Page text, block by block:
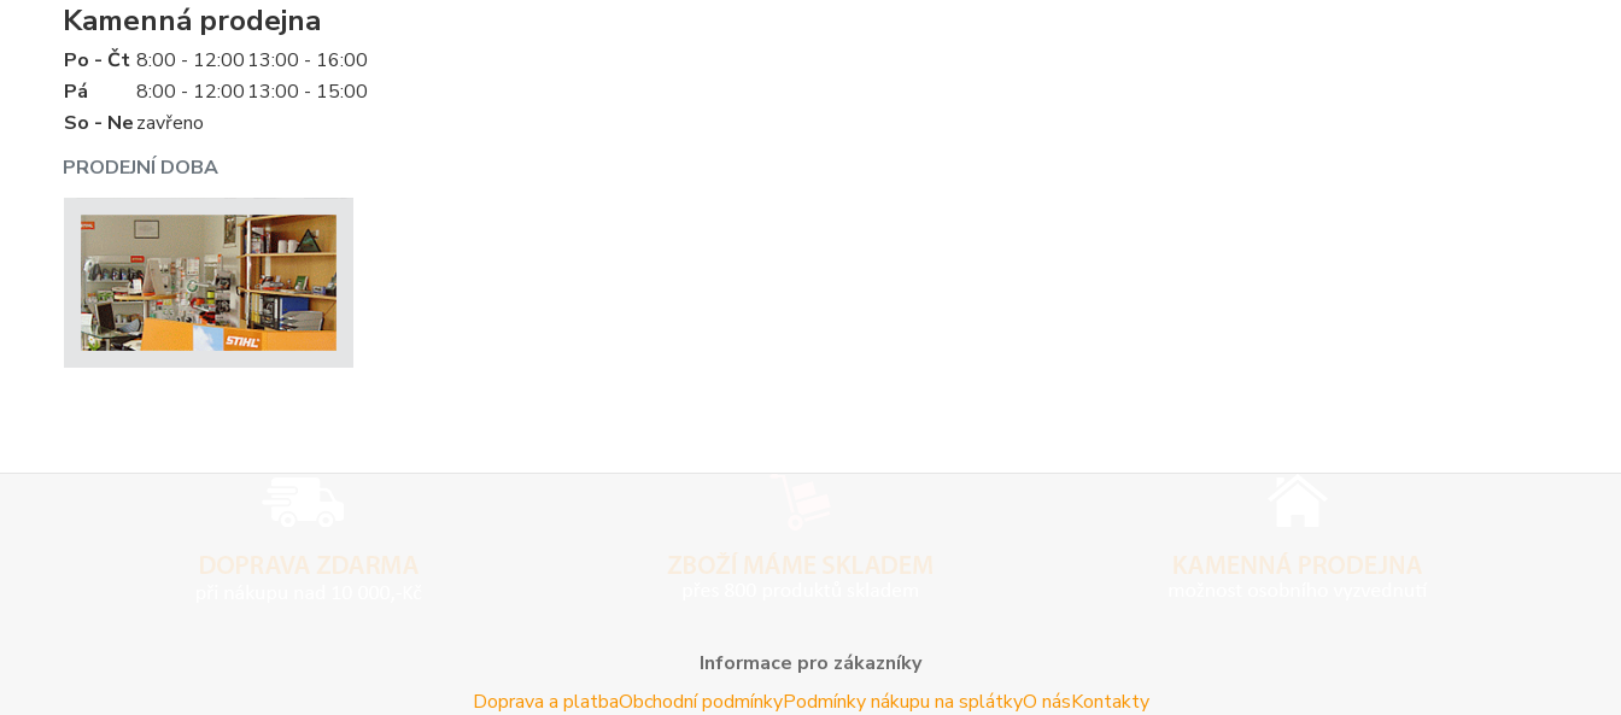
Kamenná prodejna
PRODEJNÍ DOBA
Po - Čt 8:00 - 12:00 13:00 - 16:00
Pá
8:00 - 12:00 13:00 - 15:00
So - Nezavřeno
Informace pro zákazníky
Doprava a platbaObchodní podmínkyPodmínky nákupu na splátkyO násKontakty